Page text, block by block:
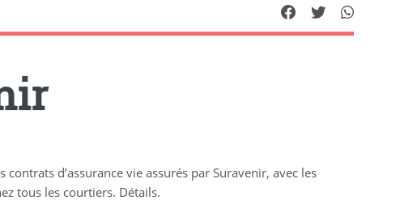
d’assurance vie assurés par Suravenir, avec les
tous les courtiers. Détails.